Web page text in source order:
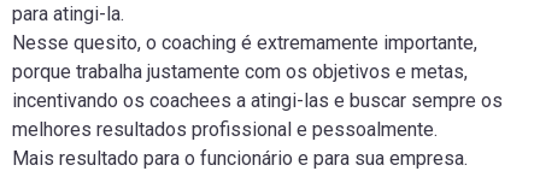
para atingi-la.
Nesse quesito, o coaching é extremamente importante,
porque trabalha justamente com os objetivos e metas,
incentivando os coachees a atingi-las e buscar sempre os
melhores resultados profissional e pessoalmente.
Mais resultado para o funcionário e para sua empresa.